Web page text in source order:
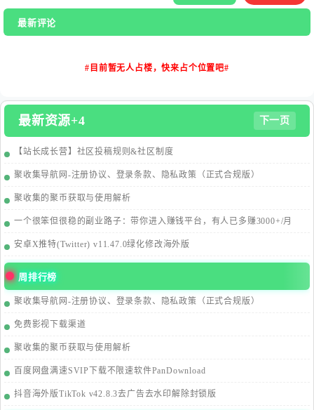
最新评论
#目前暂无人占楼，快来占个位置吧#
最新资源+4 下一页
【站长成长营】社区投稿规则&社区制度
聚收集导航网-注册协议、登录条款、隐私政策（正式合规版）
聚收集的聚币获取与使用解析
一个很笨但很稳的副业路子：带你进入赚钱平台，有人已多赚3000+/月
安卓X推特(Twitter) v11.47.0绿化修改海外版
周排行榜
聚收集导航网-注册协议、登录条款、隐私政策（正式合规版）
免费影视下载渠道
聚收集的聚币获取与使用解析
百度网盘满速SVIP下载不限速软件PanDownload
抖音海外版TikTok v42.8.3去广告去水印解除封锁版